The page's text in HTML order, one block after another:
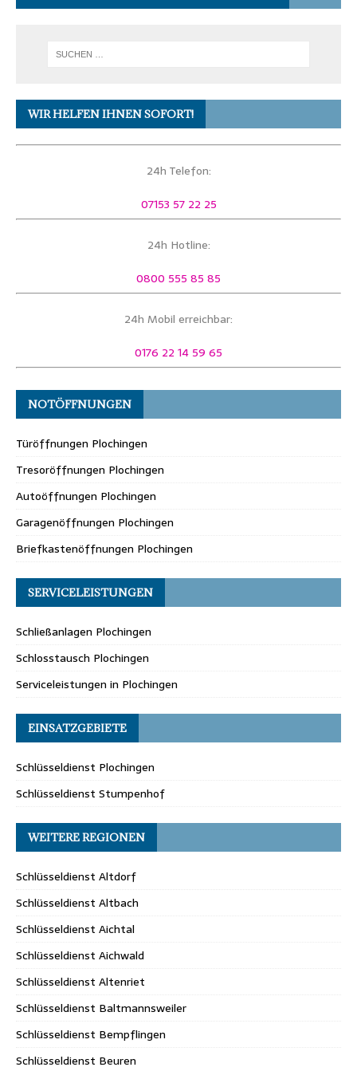
WIR HELFEN IHNEN SOFORT!
24h Telefon:
07153 57 22 25
24h Hotline:
0800 555 85 85
24h Mobil erreichbar:
0176 22 14 59 65
NOTÖFFNUNGEN
Türöffnungen Plochingen
Tresoröffnungen Plochingen
Autoöffnungen Plochingen
Garagenöffnungen Plochingen
Briefkastenöffnungen Plochingen
SERVICELEISTUNGEN
Schließanlagen Plochingen
Schlosstausch Plochingen
Serviceleistungen in Plochingen
EINSATZGEBIETE
Schlüsseldienst Plochingen
Schlüsseldienst Stumpenhof
WEITERE REGIONEN
Schlüsseldienst Altdorf
Schlüsseldienst Altbach
Schlüsseldienst Aichtal
Schlüsseldienst Aichwald
Schlüsseldienst Altenriet
Schlüsseldienst Baltmannsweiler
Schlüsseldienst Bempflingen
Schlüsseldienst Beuren